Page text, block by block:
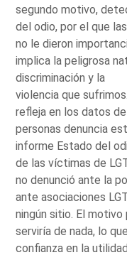
segundo motivo,
del odio, por el que
no le dieron
implica la peligrosa
discriminación y la
violencia que
refleja en los datos
personas denuncia
informe Estado del
de las víctimas de
no denunció ante la
ante asociaciones
ningún sitio. El motivo
serviría de nada, lo
confianza en la